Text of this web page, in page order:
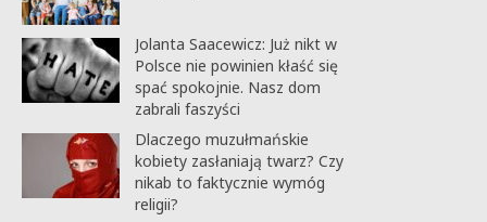
Jolanta Saacewicz: Już nikt w
Polsce nie powinien kłaść się
spać spokojnie. Nasz dom
zabrali faszyści
Dlaczego muzułmańskie
kobiety zasłaniają twarz? Czy
nikab to faktycznie wymóg
religii?